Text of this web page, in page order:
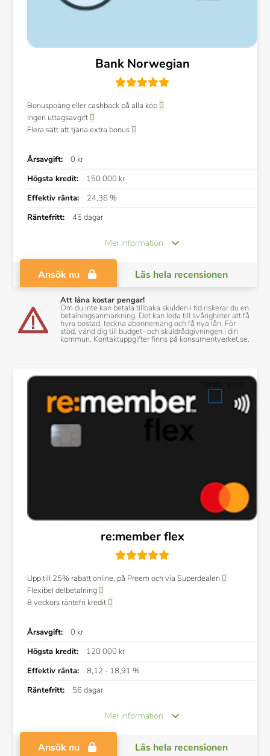
Bank Norwegian
Bonuspoäng eller cashback på alla köp
Ingen uttagsavgift
Flera sätt att tjäna extra bonus
Årsavgift:
0 kr
Högsta kredit:
150 000 kr
Effektiv ränta:
24,36 %
Räntefritt:
45 dagar
Mer information
Ansök nu Läs hela recensionen
Att låna kostar pengar!
Om du inte kan betala tillbaka skulden i tid riskerar du en
betalningsanmärkning. Det kan leda till svårigheter att få
hyra bostad, teckna abonnemang och få nya lån. För
stöd, vänd dig till budget- och skuldrådgivningen i din
kommun. Kontaktuppgifter finns på konsumentverket.se.
re:member flex
Upp till 25% rabatt online, på Preem och via Superdealen
Flexibel delbetalning
8 veckors räntefri kredit
Årsavgift:
0 kr
Högsta kredit:
120 000 kr
Effektiv ränta:
8,12 - 18,91 %
Räntefritt:
56 dagar
Mer information
Ansök nu Läs hela recensionen